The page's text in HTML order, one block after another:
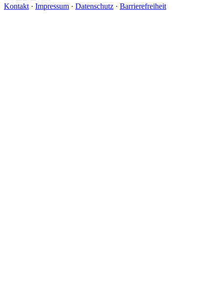
Kontakt · Impressum · Datenschutz · Barrierefreiheit